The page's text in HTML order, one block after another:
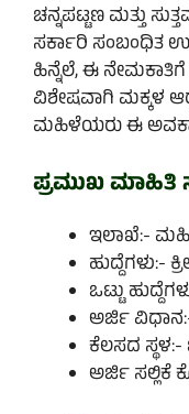
ಚನ್ನಪಟ್ಟಣ ಮತ್ತು
ಸರ್ಕಾರಿ ಸಂಬಂಧಿತ
ಹಿನ್ನೆಲೆ, ಈ ನೇಮಕಾತಿಗೆ
ವಿಶೇಷವಾಗಿ ಮಕ್ಕಳ
ಮಹಿಳೆಯರು ಈ
ಪ್ರಮುಖ ಮಾಹಿತಿ
ಇಲಾಖೆ:-
ಹುದ್ದೆಗಳು:-
ಒಟ್ಟು
ಅರ್ಜಿ
ಕೆಲಸದ ಸ್ಥಳ:-
ಅರ್ಜಿ ಸಲ್ಲಿಕೆ